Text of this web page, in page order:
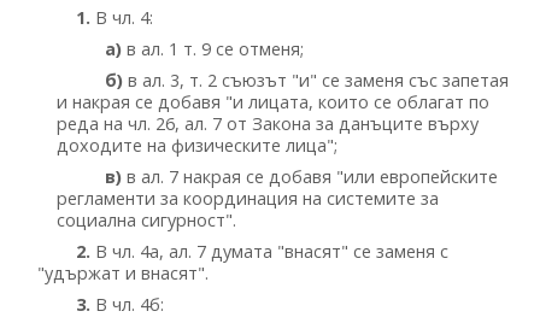
1. В чл. 4:
а) в ал. 1 т. 9 се отменя;
б) в ал. 3, т. 2 съюзът "и" се заменя със запетая
и накрая се добавя "и лицата, които се облагат по
реда на чл. 26, ал. 7 от Закона за данъците върху
доходите на физическите лица";
в) в ал. 7 накрая се добавя "или европейските
регламенти за координация на системите за
социална сигурност".
2. В чл. 4а, ал. 7 думата "внасят" се заменя с
"удържат и внасят".
3. В чл. 4б: